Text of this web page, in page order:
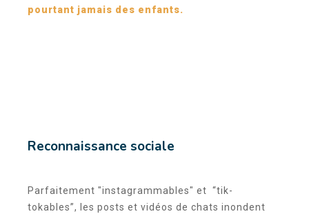
pourtant jamais des enfants.
Reconnaissance sociale
Parfaitement "instagrammables" et “tik-
tokables”, les posts et vidéos de chats inondent